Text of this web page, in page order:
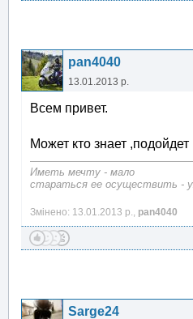
pan4040
13.01.2013 р.
Всем привет.
Может кто знает
Иметь мечту - мало
стараться ее осуществить -
Змінено: 13.01.2013 р., pan4040
Sarge24